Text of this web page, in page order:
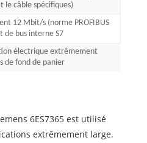
le câble spécifiques)
12 Mbit/s (norme PROFIBUS
de bus interne S7
électrique extrêmement
de fond de panier
6ES7365 est utilisé
extrêmement large.